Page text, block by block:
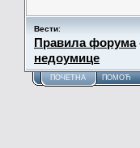
Вести:
Правила форума
недоумице
ПОЧЕТНА ПОМОЋ